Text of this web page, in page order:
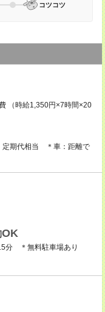
コツコツ
（時給1,350円×7時間×20
定期代相当 ＊車：距離で
OK
分 ＊無料駐車場あり